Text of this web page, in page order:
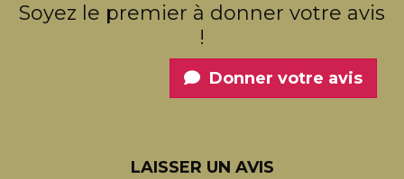
Soyez le premier à donner votre avis
!
Donner votre avis
LAISSER UN AVIS